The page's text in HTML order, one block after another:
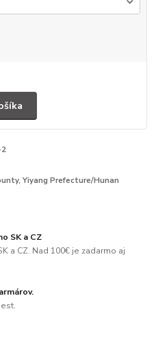
Yiyang Prefecture/Hunan
SK a CZ
a CZ. Nad 100€ je zadarmo aj